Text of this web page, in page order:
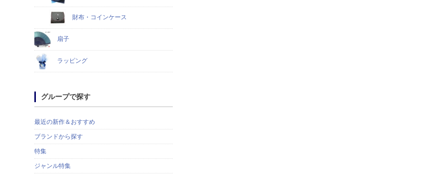
財布・コインケース
扇子
ラッピング
グループで探す
最近の新作＆おすすめ
ブランドから探す
特集
ジャンル特集